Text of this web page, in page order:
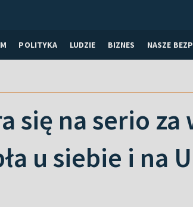
POLITYKA LUDZIE BIZNES NASZE
się na serio za
u siebie i na